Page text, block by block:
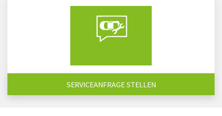
SERVICEANFRAGE STELLEN